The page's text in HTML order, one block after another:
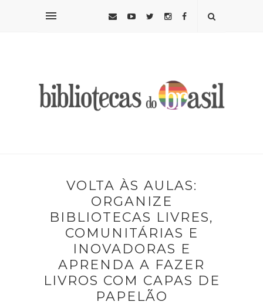
VOLTA ÀS AULAS:
ORGANIZE
BIBLIOTECAS LIVRES,
COMUNITÁRIAS E
INOVADORAS E
APRENDA A FAZER
LIVROS COM CAPAS DE
PAPELÃO